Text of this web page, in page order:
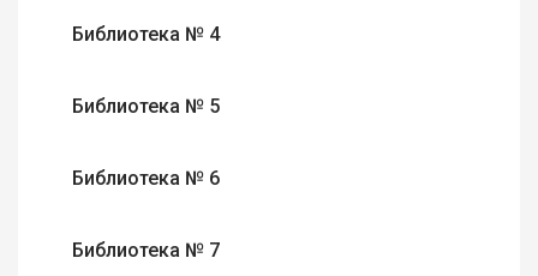
Библиотека № 4
Библиотека № 5
Библиотека № 6
Библиотека № 7